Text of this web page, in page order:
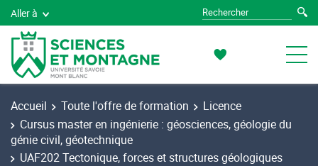
Aller à
Accueil Toute l'offre de formation
Licence
Cursus master en ingénierie : géosciences, géologie du
génie civil, géotechnique
UAF202 Tectonique, forces et structures géologiques